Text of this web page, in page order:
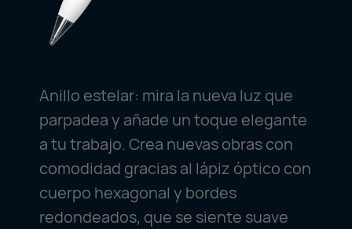
Anillo estelar: mira la nueva luz que
parpadea y añade un toque elegante
a tu trabajo. Crea nuevas obras con
comodidad gracias al lápiz óptico con
cuerpo hexagonal y bordes
redondeados, que se siente suave